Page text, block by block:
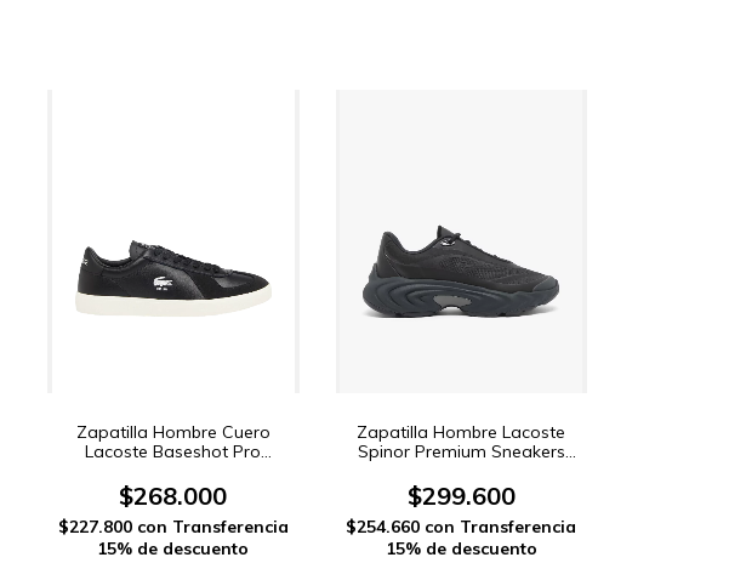
Zapatilla Hombre Cuero
Lacoste Baseshot Pro
$268.000
$227.800 con Transferencia
15% de descuento
Zapatilla Hombre Lacoste
Spinor Premium Sneakers
$299.600
$254.660 con Transferencia
15% de descuento